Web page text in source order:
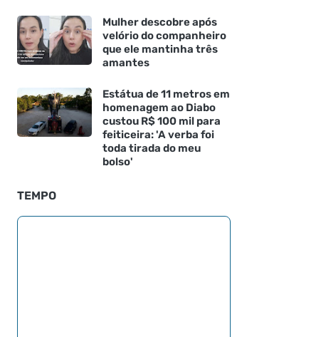
Mulher descobre após
velório do companheiro
que ele mantinha três
amantes
Estátua de 11 metros em
homenagem ao Diabo
custou R$ 100 mil para
feiticeira: 'A verba foi
toda tirada do meu
bolso'
TEMPO